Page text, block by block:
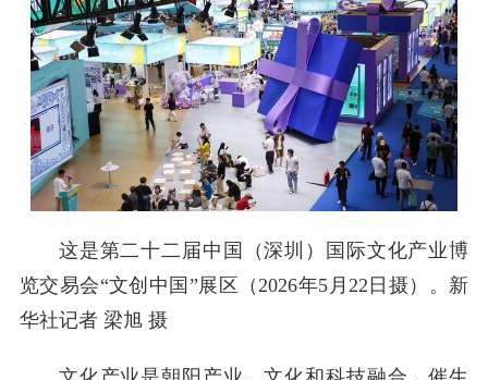
这是第二十二届中国（深圳）国际文化产业博
览交易会“文创中国”展区（2026年5月22日摄）。新
华社记者 梁旭 摄